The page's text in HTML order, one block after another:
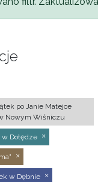
po Janie Matejce
Nowym Wiśniczu
Dołędze
w Dębnie